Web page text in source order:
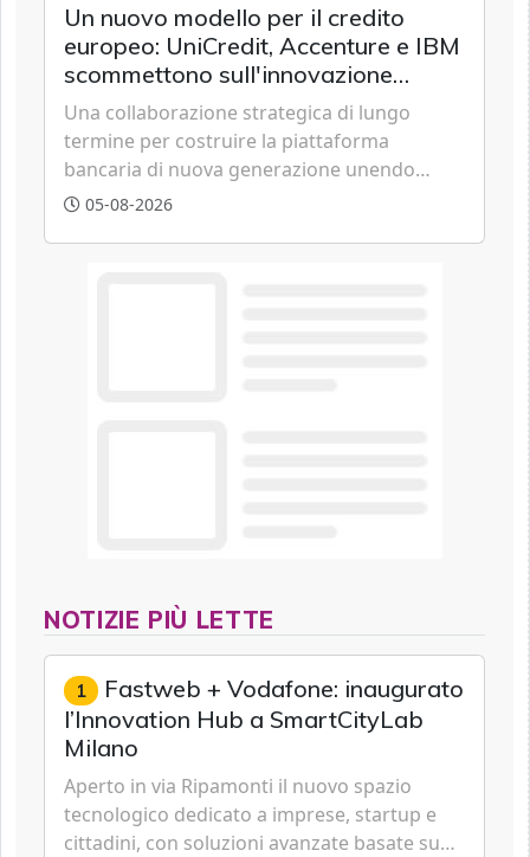
Un nuovo modello per il credito
europeo: UniCredit, Accenture e IBM
scommettono sull'innovazione
tecnologica
Una collaborazione strategica di lungo
termine per costruire la piattaforma
bancaria di nuova generazione unendo
cloud, dati e intelligenza artificiale.
05-08-2026
NOTIZIE PIÙ LETTE
1 Fastweb + Vodafone: inaugurato
l’Innovation Hub a SmartCityLab
Milano
Aperto in via Ripamonti il nuovo spazio
tecnologico dedicato a imprese, startup e
cittadini, con soluzioni avanzate basate su